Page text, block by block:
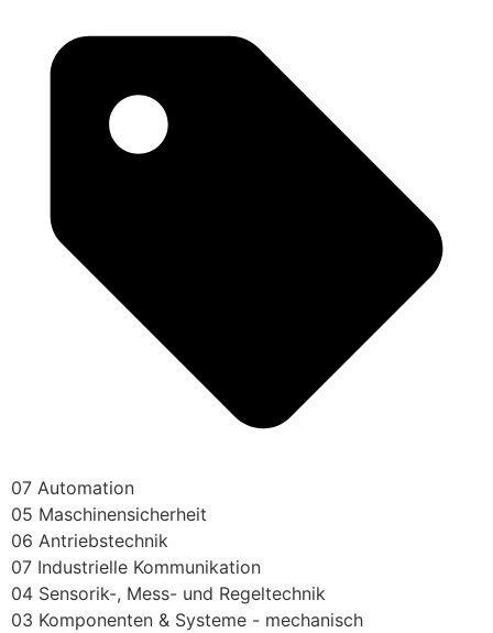
07 Automation
05 Maschinensicherheit
06 Antriebstechnik
07 Industrielle Kommunikation
04 Sensorik-, Mess- und Regeltechnik
03 Komponenten & Systeme - mechanisch